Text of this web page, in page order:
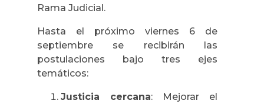
Rama Judicial.
Hasta el próximo viernes 6 de
septiembre se recibirán las
postulaciones bajo tres ejes
temáticos:
Justicia cercana: Mejorar el